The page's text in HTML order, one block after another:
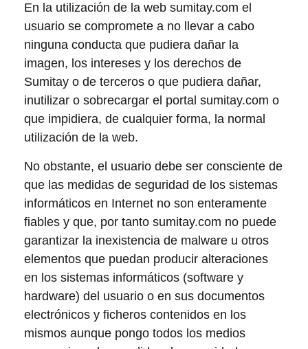
En la utilización de la web sumitay.com el
usuario se compromete a no llevar a cabo
ninguna conducta que pudiera dañar la
imagen, los intereses y los derechos de
Sumitay o de terceros o que pudiera dañar,
inutilizar o sobrecargar el portal sumitay.com o
que impidiera, de cualquier forma, la normal
utilización de la web.
No obstante, el usuario debe ser consciente de
que las medidas de seguridad de los sistemas
informáticos en Internet no son enteramente
fiables y que, por tanto sumitay.com no puede
garantizar la inexistencia de malware u otros
elementos que puedan producir alteraciones
en los sistemas informáticos (software y
hardware) del usuario o en sus documentos
electrónicos y ficheros contenidos en los
mismos aunque pongo todos los medios